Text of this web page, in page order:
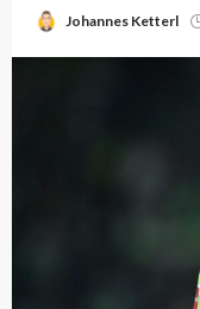
Johannes Ketterl